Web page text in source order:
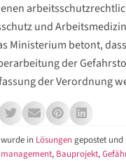
und
Ministerium betont,
der
der Verordnung
in Lösungen gepostet und
, Bauprojekt,